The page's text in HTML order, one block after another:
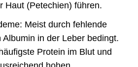
Haut (Petechien) führen.
Meist durch fehlende
Albumin in der Leber bedingt.
Protein im Blut und